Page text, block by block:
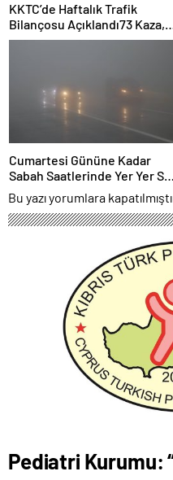
KKTC’de Haftalık Trafik
Bilançosu Açıklandı73 Kaza, 1
Ölü, 21 Yaralı
Cumartesi Gününe Kadar
Sabah Saatlerinde Yer Yer Sis
Bekleniyor
Bu yazı yorumlara
Pediatri Kurumu: